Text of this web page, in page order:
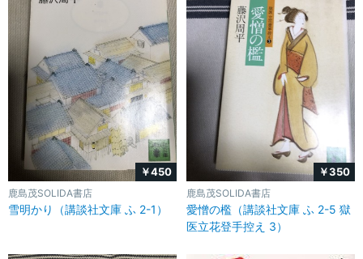
￥450
鹿島茂SOLIDA書店
雪明かり（講談社文庫 ふ 2-1）
￥350
鹿島茂SOLIDA書店
愛憎の檻（講談社文庫 ふ 2-5 獄
医立花登手控え 3）